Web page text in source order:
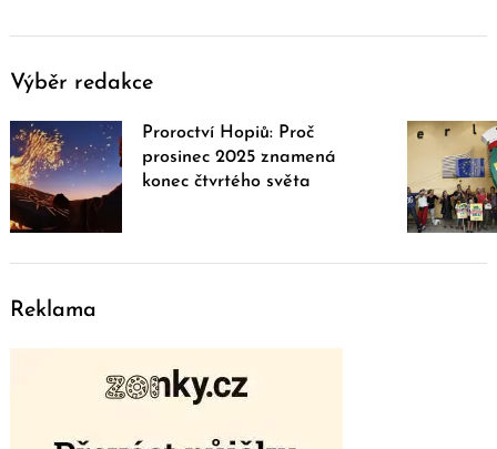
Výběr redakce
Proroctví Hopiů: Proč
prosinec 2025 znamená
konec čtvrtého světa
Reklama